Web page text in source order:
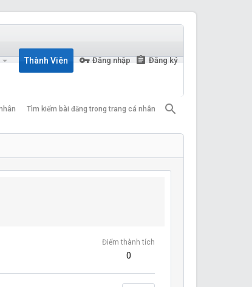
Thành Viên Đăng nhập Đăng ký
Tìm kiếm bài đăng trong trang cá nhân
Điểm thành tích
0